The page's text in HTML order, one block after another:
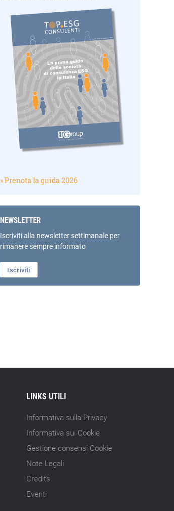
» Prenota la guida 2026
NEWSLETTER
Iscriviti alla newsletter settimanale per
rimanere sempre informato
Iscriviti
LINKS UTILI
Informativa sulla Privacy
Informativa sui Cookie
Gestione consensi Cookie
Note Legali
Credits
Eventi